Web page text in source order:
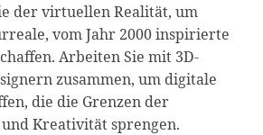
der virtuellen Realität, um
vom Jahr 2000 inspirierte
Arbeiten Sie mit 3D-
zusammen, um digitale
die die Grenzen der
Kreativität sprengen.